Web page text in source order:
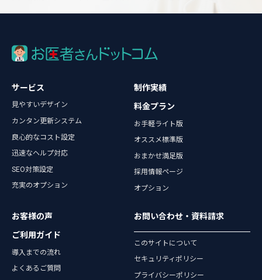
サービス
見やすいデザイン
カンタン更新システム
良心的なコスト設定
迅速なヘルプ対応
SEO対策設定
充実のオプション
制作実績
料金プラン
お手軽ライト版
オススメ標準版
おまかせ満足版
採用情報ページ
オプション
お客様の声
ご利用ガイド
導入までの流れ
よくあるご質問
お問い合わせ・資料請求
このサイトについて
セキュリティポリシー
プライバシーポリシー